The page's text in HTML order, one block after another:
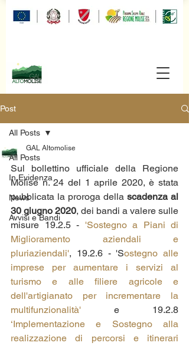
Post
All Posts
In Evidenza
News
Avvisi e Bandi
All Posts
GAL Altomolise
Sul bollettino ufficiale della Regione
Molise n. 24 del 1 aprile 2020, è stata
pubblicata la proroga della scadenza al
30 giugno 2020, dei bandi a valere sulle
misure 19.2.5 - 'Sostegno a Piani di
Miglioramento aziendali e
pluriaziendali', 19.2.6 - 'Sostegno alle
imprese per aumentare i servizi al
turismo e alle filiere agricole e
dell'artigianato per incrementare la
multifunzionalità'
‘Implementazione e Sostegno alla
realizzazione di percorsi e itinerari